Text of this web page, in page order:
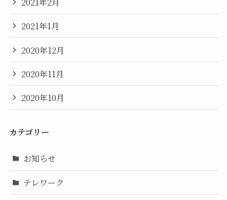
2021年1月
2020年12月
2020年11月
2020年10月
カテゴリー
お知らせ
テレワーク